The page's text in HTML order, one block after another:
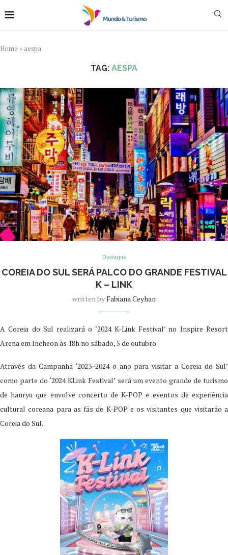
Home » aespa
TAG: AESPA
Destaque
COREIA DO SUL SERÁ PALCO DO GRANDE FESTIVAL
K – LINK
written byFabiana Ceyhan
A Coreia do Sul realizará o ‘2024 K-Link Festival’ no Inspire Resort
Arena em Incheon às 18h no sábado, 5 de outubro.
Através da Campanha ‘2023~2024 o ano para visitar a Coreia do Sul’
como parte do ‘2024 KLink Festival’ será um evento grande de turismo
de hanryu que envolve concerto de K-POP e eventos de experiência
cultural coreana para as fãs de K-POP e os visitantes que visitarão a
Coreia do Sul.